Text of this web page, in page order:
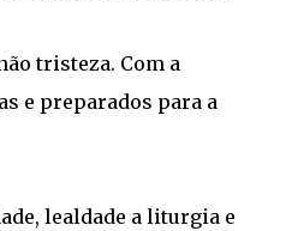
tristeza. Com a
e preparados para a
lealdade a liturgia e